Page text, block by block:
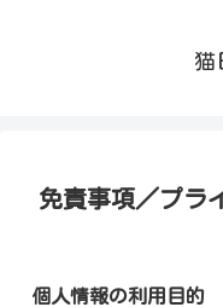
猫
免責事項／プラ
個人情報の利用目的